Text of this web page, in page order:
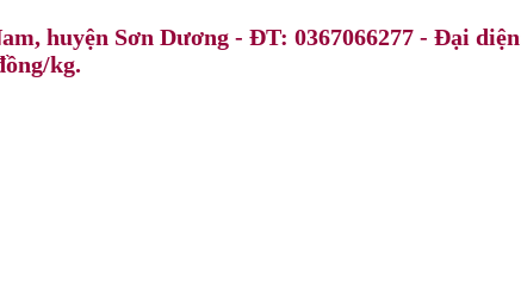
huyện Sơn Dương - ĐT: 0367066277 - Đại
kg.